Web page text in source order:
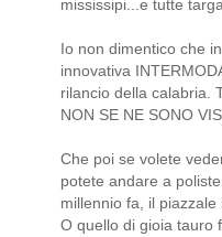
mississipi...e tutte
Io non dimentico che
innovativa
rilancio della calabria.
NON SE NE SONO
Che poi se volete
potete andare a
millennio fa, il
O quello di gioia tauro